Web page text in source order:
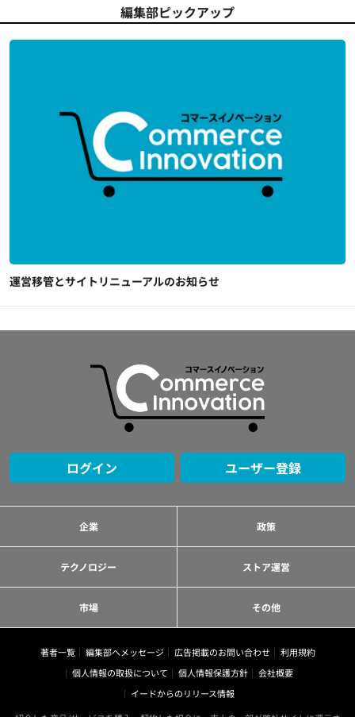
編集部ピックアップ
運営移管とサイトリニューアルのお知らせ
ログイン ユーザー登録
企業 政策
テクノロジー ストア運営
市場 その他
著者一覧 編集部へメッセージ 広告掲載のお問い合わせ
利用規約
個人情報の取扱について
個人情報保護方針
会社概要
イードからのリリース情報